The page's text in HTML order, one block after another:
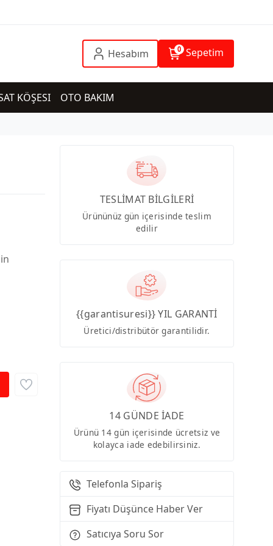
Hesabım 0 Sepetim
KÖŞESI OTO BAKIM
TESLİMAT BİLGİLERİ
Ürününüz gün içerisinde teslim
edilir
{{garantisuresi}} YIL GARANTİ
Üretici/distribütör garantilidir.
14 GÜNDE İADE
Ürünü 14 gün içerisinde ücretsiz ve
kolayca iade edebilirsiniz.
Telefonla Sipariş
Fiyatı Düşünce Haber Ver
Satıcıya Soru Sor